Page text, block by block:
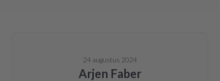
24 augustus 2024
Arjen Faber